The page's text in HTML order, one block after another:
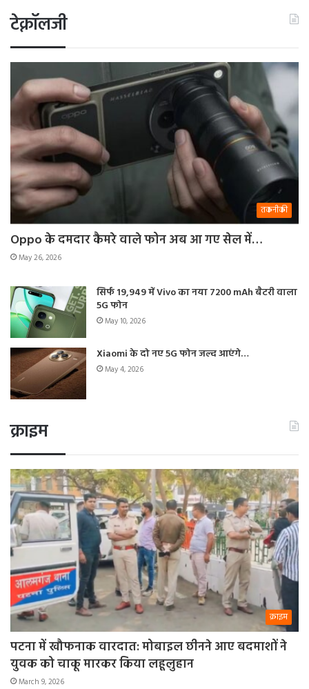
टेक्नॉलजी
तकनीकी
Oppo के दमदार कैमरे वाले फोन अब आ गए सेल में…
May 26, 2026
सिर्फ 19,949 में Vivo का नया 7200 mAh बैटरी वाला
5G फोन
May 10, 2026
Xiaomi के दो नए 5G फोन जल्द आएंगे…
May 4, 2026
क्राइम
क्राइम
पटना में खौफनाक वारदात: मोबाइल छीनने आए बदमाशों ने
युवक को चाकू मारकर किया लहूलुहान
March 9, 2026